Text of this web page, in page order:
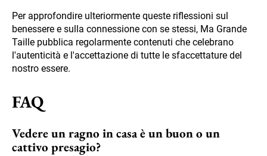
Per approfondire ulteriormente queste riflessioni sul
benessere e sulla connessione con se stessi, Ma Grande
Taille pubblica regolarmente contenuti che celebrano
l'autenticità e l'accettazione di tutte le sfaccettature del
nostro essere.
FAQ
Vedere un ragno in casa è un buon o un
cattivo presagio?